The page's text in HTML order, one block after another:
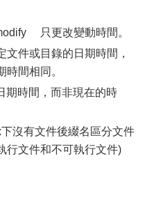
只更改變動時間。
件或目錄的日期時間，
間相同。
時間，而非現在的時
沒有文件後綴名區分文件
行文件和不可執行文件)